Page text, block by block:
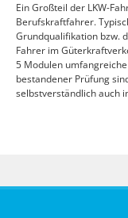
Ein Großteil der LKW-
Berufskraftfahrer.
Grundqualifikation bzw.
Fahrer im
5 Modulen
bestandener Prüfung
selbstverständlich auch